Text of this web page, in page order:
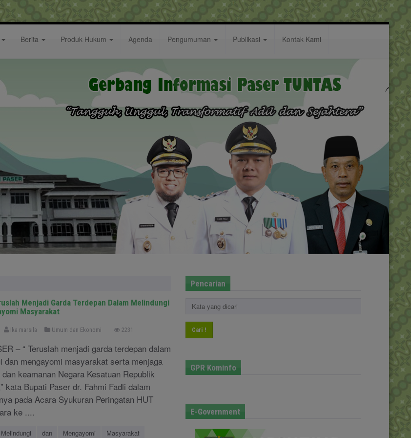
Berita Produk Hukum Agenda Pengumuman Publikasi Kontak Kami
Menjadi Garda Terdepan Dalam Melindungi
Masyarakat
Ika marsila Umum dan Ekonomi 2231
– “ Teruslah menjadi garda terdepan dalam
dan mengayomi masyarakat serta menjaga
keamanan Negara Kesatuan Republik
kata Bupati Paser dr. Fahmi Fadli dalam
pada Acara Syukuran Peringatan HUT
ke ....
Melindungi dan Mengayomi Masyarakat
Pencarian
Cari !
GPR Kominfo
E-Government